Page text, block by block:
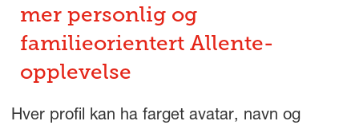
mer personlig og
familieorientert Allente-
opplevelse
Hver profil kan ha farget avatar, navn og